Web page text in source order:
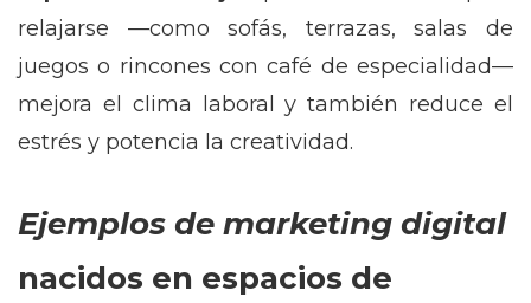
relajarse —como sofás, terrazas, salas de
juegos o rincones con café de especialidad—
mejora el clima laboral y también reduce el
estrés y potencia la creatividad.
Ejemplos de marketing digital
nacidos en espacios de